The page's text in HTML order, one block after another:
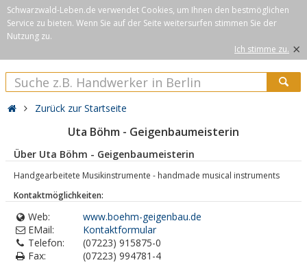
Schwarzwald-Leben.de verwendet Cookies, um Ihnen den bestmöglichen
Service zu bieten. Wenn Sie auf der Seite weitersurfen stimmen Sie der
Nutzung zu.
Ich stimme zu. ×
Zurück zur Startseite
Uta Böhm - Geigenbaumeisterin
Über Uta Böhm - Geigenbaumeisterin
Handgearbeitete Musikinstrumente - handmade musical instruments
Kontaktmöglichkeiten:
Web:
www.boehm-geigenbau.de
EMail:
Kontaktformular
Telefon:
(07223) 915875-0
Fax:
(07223) 994781-4